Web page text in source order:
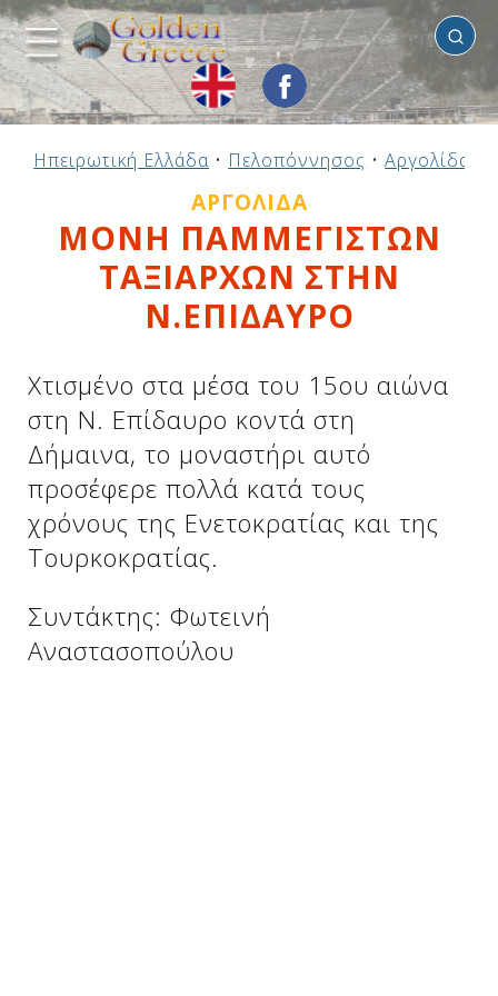
Προηγούμενο
Ελλάδα
Προηγούμενο
Αργοσαρωνικός
Προηγούμενο
B. & Α. Αιγαίο
Προηγούμενο
Δωδεκάνησα
Προηγούμενο
Ιόνια Νησιά
Προηγούμενο
Κρήτη
Δείτε μας:
Προηγούμενο
Κυκλάδες
Προηγούμενο
Σποράδες
Προηγούμενο
Ελλάδα
Προηγούμενο
Ήπειρος
Δείτε μας:
Προηγούμενο
Θεσσαλία
Δείτε μας:
Προηγούμενο
Θράκη
Δείτε μας:
Προηγούμενο
Μακεδονία
Προηγούμενο
Πελοπόννησος
Προηγούμενο
Στερεά Ελλάδα
Δείτε μας:
Αργολίδα
Ηπειρωτική Ελλάδα • Πελοπόννησος •Αργολίδα
ΑΡΓΟΛΊΔΑ
ΜΟΝΗ ΠΑΜΜΕΓΙΣΤΩΝ
ΤΑΞΙΑΡΧΩΝ ΣΤΗΝ
Ν.ΕΠΙΔΑΥΡΟ
Χτισμένο στα μέσα του 15ου αιώνα
στη Ν. Επίδαυρο κοντά στη
Δήμαινα, το μοναστήρι αυτό
προσέφερε πολλά κατά τους
χρόνους της Ενετοκρατίας και της
Τουρκοκρατίας.
Συντάκτης: Φωτεινή
Αναστασοπούλου